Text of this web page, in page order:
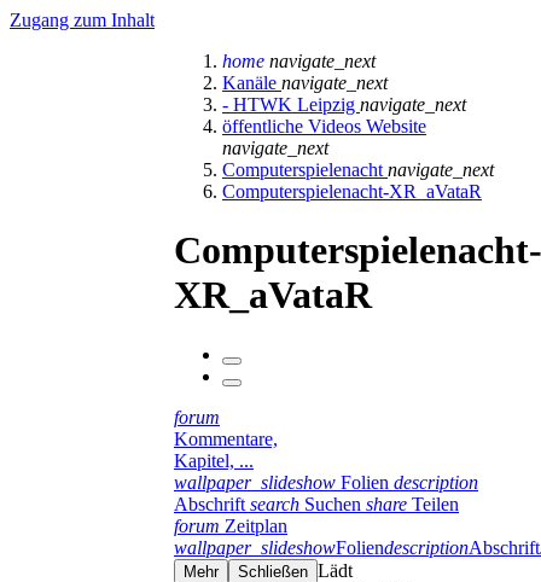
Zugang zum Inhalt
home navigate_next
Kanäle navigate_next
- HTWK Leipzig navigate_next
öffentliche Videos Website
navigate_next
Computerspielenacht navigate_next
Computerspielenacht-XR_aVataR
Computerspielenacht-
XR_aVataR
forum
Kommentare,
Kapitel, ...
wallpaper_slideshow Folien description
Abschrift search Suchen share Teilen
forum Zeitplan
wallpaper_slideshowFoliendescriptionAbschrift
Mehr Schließen Lädt